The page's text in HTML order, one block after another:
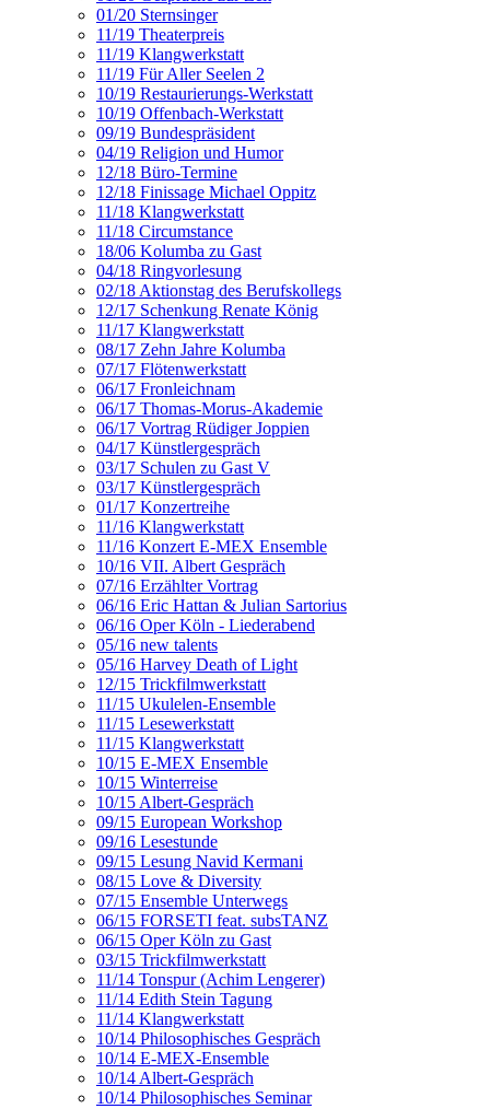
01/20 Sternsinger
11/19 Theaterpreis
11/19 Klangwerkstatt
11/19 Für Aller Seelen 2
10/19 Restaurierungs-Werkstatt
10/19 Offenbach-Werkstatt
09/19 Bundespräsident
04/19 Religion und Humor
12/18 Büro-Termine
12/18 Finissage Michael Oppitz
11/18 Klangwerkstatt
11/18 Circumstance
18/06 Kolumba zu Gast
04/18 Ringvorlesung
02/18 Aktionstag des Berufskollegs
12/17 Schenkung Renate König
11/17 Klangwerkstatt
08/17 Zehn Jahre Kolumba
07/17 Flötenwerkstatt
06/17 Fronleichnam
06/17 Thomas-Morus-Akademie
06/17 Vortrag Rüdiger Joppien
04/17 Künstlergespräch
03/17 Schulen zu Gast V
03/17 Künstlergespräch
01/17 Konzertreihe
11/16 Klangwerkstatt
11/16 Konzert E-MEX Ensemble
10/16 VII. Albert Gespräch
07/16 Erzählter Vortrag
06/16 Eric Hattan & Julian Sartorius
06/16 Oper Köln - Liederabend
05/16 new talents
05/16 Harvey Death of Light
12/15 Trickfilmwerkstatt
11/15 Ukulelen-Ensemble
11/15 Lesewerkstatt
11/15 Klangwerkstatt
10/15 E-MEX Ensemble
10/15 Winterreise
10/15 Albert-Gespräch
09/15 European Workshop
09/16 Lesestunde
09/15 Lesung Navid Kermani
08/15 Love & Diversity
07/15 Ensemble Unterwegs
06/15 FORSETI feat. subsTANZ
06/15 Oper Köln zu Gast
03/15 Trickfilmwerkstatt
11/14 Tonspur (Achim Lengerer)
11/14 Edith Stein Tagung
11/14 Klangwerkstatt
10/14 Philosophisches Gespräch
10/14 E-MEX-Ensemble
10/14 Albert-Gespräch
10/14 Philosophisches Seminar